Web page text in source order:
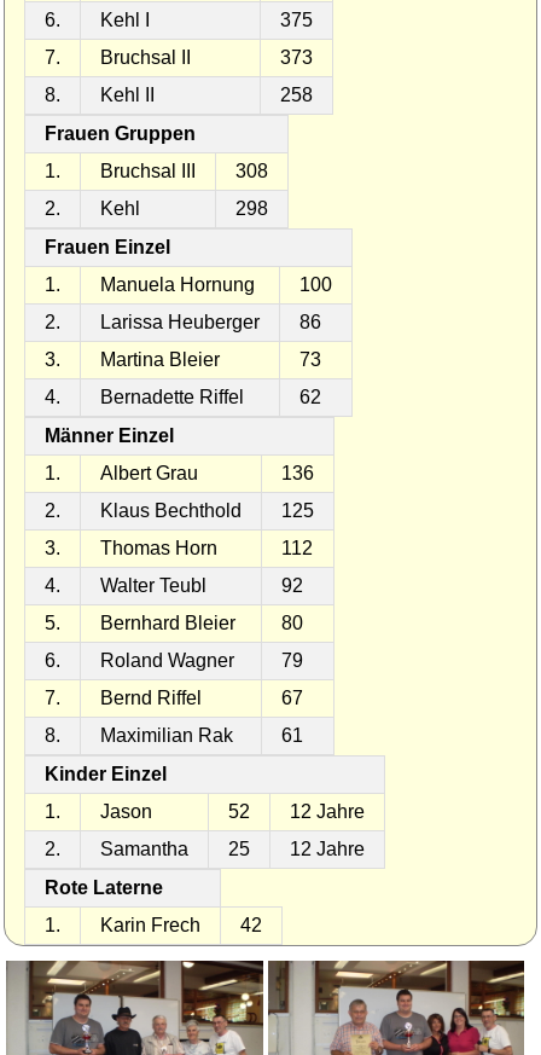
6.
Kehl I
375
7.
Bruchsal II
373
8.
Kehl II
258
Frauen Gruppen
1.
Bruchsal III
308
2.
Kehl
298
Frauen Einzel
1.
Manuela Hornung
100
2.
Larissa Heuberger
86
3.
Martina Bleier
73
4.
Bernadette Riffel
62
Männer Einzel
1.
Albert Grau
136
2.
Klaus Bechthold
125
3.
Thomas Horn
112
4.
Walter Teubl
92
5.
Bernhard Bleier
80
6.
Roland Wagner
79
7.
Bernd Riffel
67
8.
Maximilian Rak
61
Kinder Einzel
1.
Jason 52
12 Jahre
2.
Samantha 25
12 Jahre
Rote Laterne
1.
Karin Frech 42